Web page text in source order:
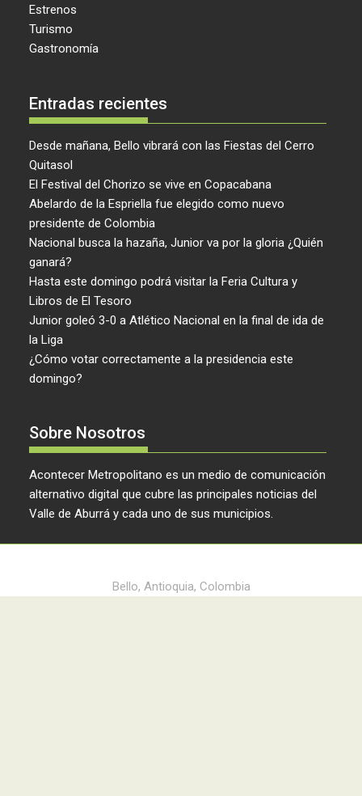
Estrenos
Turismo
Gastronomía
Entradas recientes
Desde mañana, Bello vibrará con las Fiestas del Cerro
Quitasol
El Festival del Chorizo se vive en Copacabana
Abelardo de la Espriella fue elegido como nuevo
presidente de Colombia
Nacional busca la hazaña, Junior va por la gloria ¿Quién
ganará?
Hasta este domingo podrá visitar la Feria Cultura y
Libros de El Tesoro
Junior goleó 3-0 a Atlético Nacional en la final de ida de
la Liga
¿Cómo votar correctamente a la presidencia este
domingo?
Sobre Nosotros
Acontecer Metropolitano es un medio de comunicación
alternativo digital que cubre las principales noticias del
Valle de Aburrá y cada uno de sus municipios.
Bello, Antioquia, Colombia